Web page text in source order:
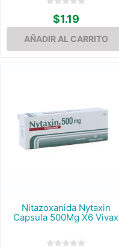
$1.19
Nitazoxanida Nytaxin
Capsula 500Mg X6 Vivax